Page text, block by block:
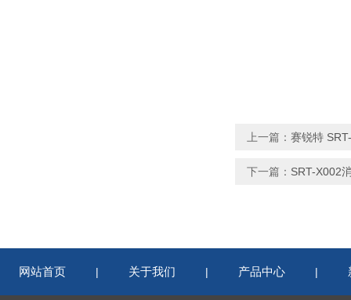
上一篇： 赛锐特
下一篇： SRT-X002
网站首页 | 关于我们 | 产品中心 |